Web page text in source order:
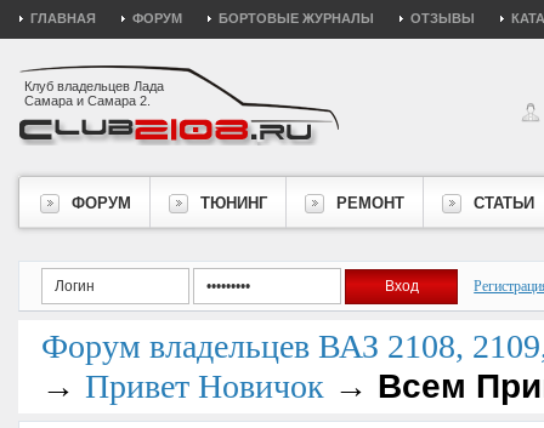
ГЛАВНАЯ ФОРУМ БОРТОВЫЕ ЖУРНАЛЫ ОТЗЫВЫ
Клуб владельцев Лада
Самара и Самара 2.
ФОРУМ ТЮНИНГ РЕМОНТ СТАТЬИ
Форум владельцев ВАЗ 2108,
→ Привет Новичок → Всем